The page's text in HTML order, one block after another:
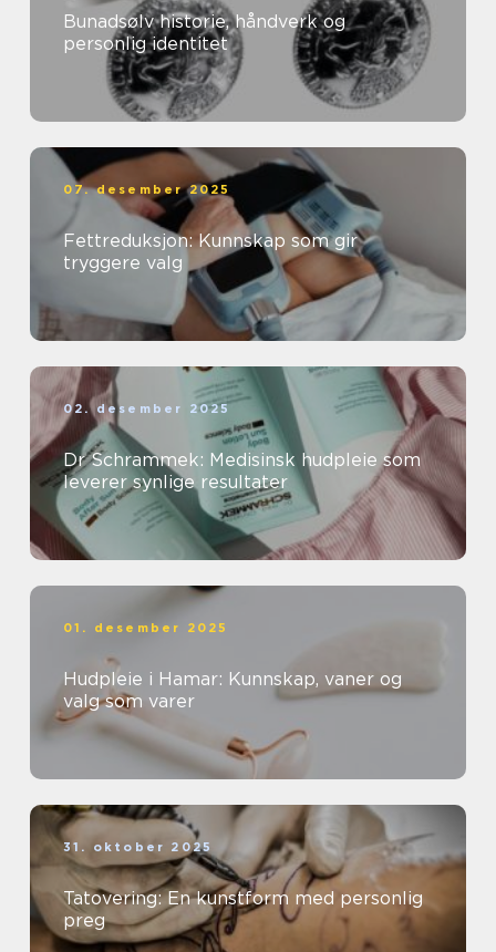
Bunadsølv historie, håndverk og
personlig identitet
07. desember 2025
Fettreduksjon: Kunnskap som gir
tryggere valg
02. desember 2025
Dr Schrammek: Medisinsk hudpleie som
leverer synlige resultater
01. desember 2025
Hudpleie i Hamar: Kunnskap, vaner og
valg som varer
31. oktober 2025
Tatovering: En kunstform med personlig
preg